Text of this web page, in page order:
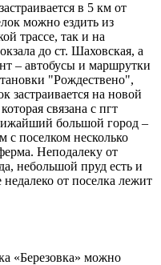
в 5 км от
можно ездить из
трассе, так и на
до ст. Шаховская, а
– автобусы и маршрутки
"Рождествено",
застраивается на новой
связана с пгт
большой город –
с поселком несколько
Неподалеку от
небольшой пруд есть и
от поселка лежит
«Березовка» можно